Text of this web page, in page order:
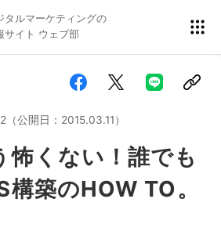
タルマーケティングの
サイト ウェブ部
BtoBマーケティング
ディスプレイ広告
怖くない！誰でも
築のHOW TO。
（公開日： 2015.03.11）